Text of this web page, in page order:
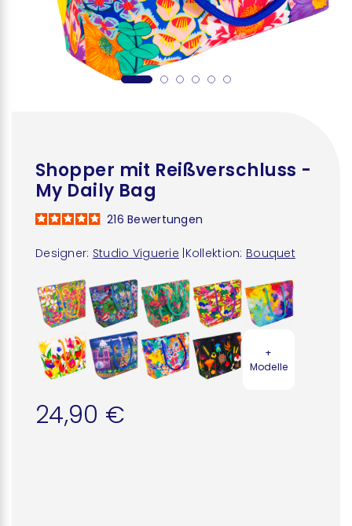
Shopper mit Reißverschluss -
My Daily Bag
Designer: Studio Viguerie Kollektion: Bouquet
216Bewertungen
+
Modelle
24,90 €